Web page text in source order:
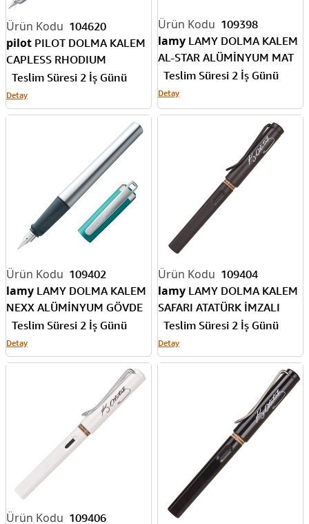
104620
pilot PILOT DOLMA KALEM
CAPLESS RHODIUM
ACCENTS GRAPHITE MAVİ
MEDIUM FC-1500RRRK-M-L-
CO
Teslim Süresi 2 İş Günü
Detay
109398
lamy LAMY DOLMA KALEM
AL-STAR ALÜMİNYUM MAT
SİYAH F UÇ 71-F
Teslim Süresi 2 İş Günü
Detay
109402
lamy LAMY DOLMA KALEM
NEXX ALÜMİNYUM GÖVDE
SU YEŞİLİ M UÇ 94-M
Teslim Süresi 2 İş Günü
Detay
109404
lamy LAMY DOLMA KALEM
SAFARI ATATÜRK İMZALI
MAT SİYAH M UÇ 17A-M
Teslim Süresi 2 İş Günü
Detay
109406